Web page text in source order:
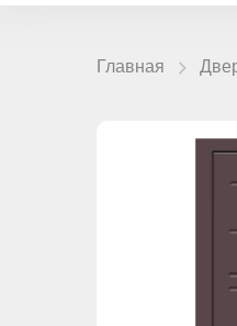
Главная